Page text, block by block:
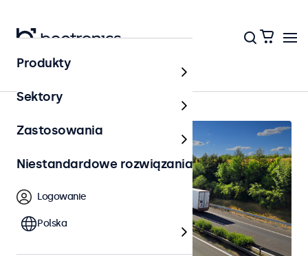
Strona główna
Produkty
Sektory
Zastosowania
Niestandardowe rozwiązania
Logowanie
Polska